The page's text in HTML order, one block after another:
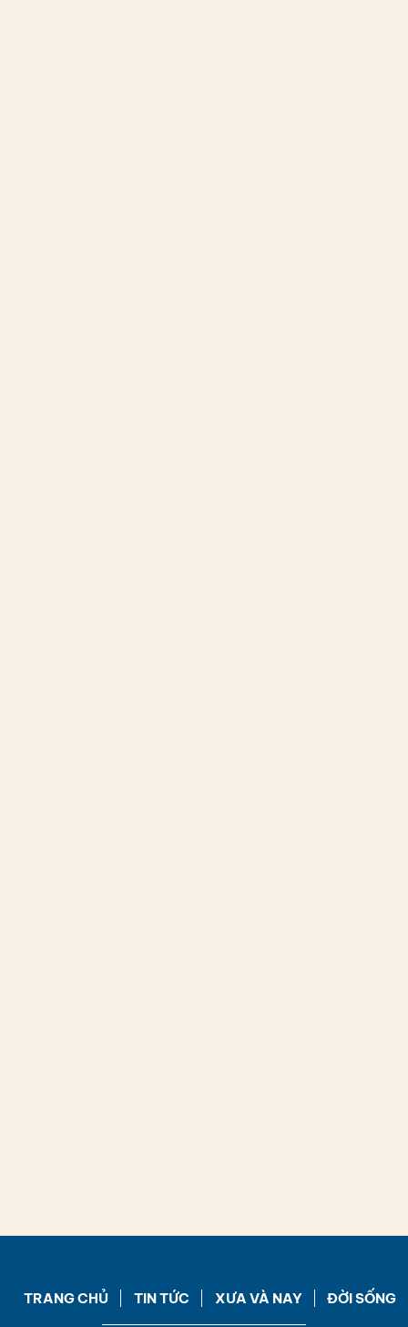
TRANG CHỦ TIN TỨC XƯA VÀ NAY ĐỜI SỐNG